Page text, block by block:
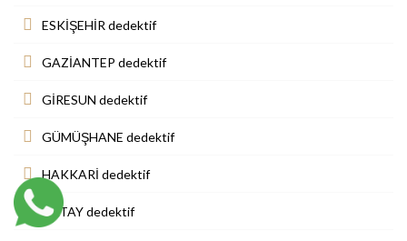
ESKİŞEHİR dedektif
GAZİANTEP dedektif
GİRESUN dedektif
GÜMÜŞHANE dedektif
HAKKARİ dedektif
HATAY dedektif